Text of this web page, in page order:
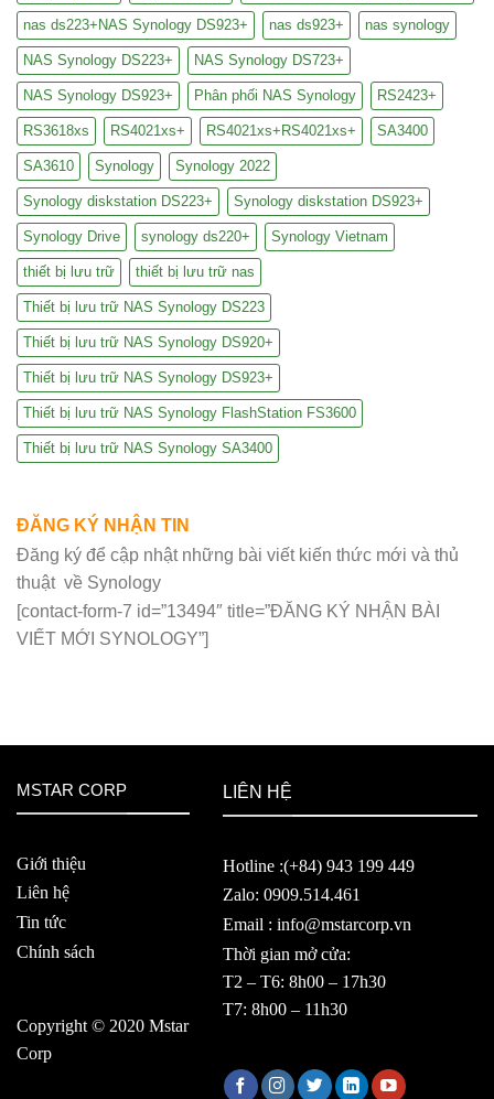
nas ds223+NAS Synology DS923+ nas ds923+ nas synology
NAS Synology DS223+ NAS Synology DS723+
NAS Synology DS923+ Phân phối NAS Synology RS2423+
RS3618xs RS4021xs+ RS4021xs+RS4021xs+ SA3400
SA3610 Synology Synology 2022
Synology diskstation DS223+ Synology diskstation DS923+
Synology Drive synology ds220+ Synology Vietnam
thiết bị lưu trữ thiết bị lưu trữ nas
Thiết bị lưu trữ NAS Synology DS223
Thiết bị lưu trữ NAS Synology DS920+
Thiết bị lưu trữ NAS Synology DS923+
Thiết bị lưu trữ NAS Synology FlashStation FS3600
Thiết bị lưu trữ NAS Synology SA3400
ĐĂNG KÝ NHẬN TIN
Đăng ký để cập nhật những bài viết kiến thức mới và thủ
thuật về Synology
[contact-form-7 id=”13494″ title=”ĐĂNG KÝ NHẬN BÀI
VIẾT MỚI SYNOLOGY”]
MSTAR CORP
Giới thiệu
Liên hệ
Tin tức
Chính sách
Copyright © 2020 Mstar
Corp
LIÊN HỆ
Hotline :(+84) 943 199 449
Zalo: 0909.514.461
Email : info@mstarcorp.vn
Thời gian mở cửa:
T2 – T6: 8h00 – 17h30
T7: 8h00 – 11h30